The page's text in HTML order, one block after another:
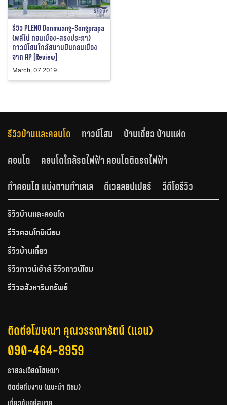
รีวิว PLENO Donmuang-Songprapa
(พลีโน่ ดอนเมือง-สรงประภา)
ทาวน์โฮมใกล้สนามบินดอนเมือง
จาก AP [Review]
March, 07 2019
รีวิวบ้านและคอนโด ทาวน์โฮม
บ้านเดี่ยว บ้านแฝด
คอนโด
คอนโดใกล้รถไฟฟ้า คอนโดติดรถไฟฟ้า
ทำคอนโด แบ่งตามทำเลเล
ดีเวลลอปเปอร์ วีดีโอรีวิว
รีวิวบ้านและคอนโด
รีวิวคอนโดมิเนียม
รีวิวบ้านเดี่ยว
รีวิวทาวน์เฮ้าส์ รีวิวทาวน์โฮม
รีวิวอสังหาริมทรัพย์
ติดต่อโฆษณา คุณวรรณารัตน์ (แอน)
090-464-8959
รายละเอียดโฆษณา
ติดต่อทีมงาน (แนะนำ ติชม)